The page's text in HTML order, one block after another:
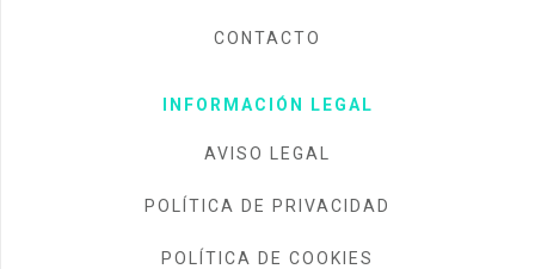
CONTACTO
INFORMACIÓN LEGAL
AVISO LEGAL
POLÍTICA DE PRIVACIDAD
POLÍTICA DE COOKIES